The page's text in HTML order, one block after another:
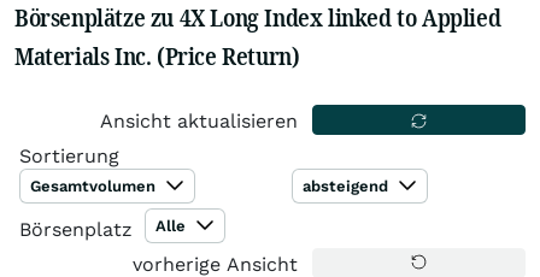
Börsenplätze zu 4X Long Index linked to Applied
Materials Inc. (Price Return)
Ansicht aktualisieren
Sortierung
Gesamtvolumen absteigend
Börsenplatz Alle
vorherige Ansicht